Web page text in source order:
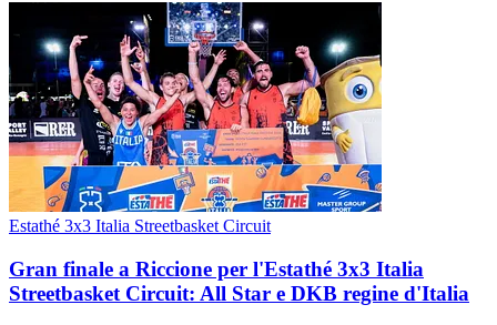
Estathé 3x3 Italia Streetbasket Circuit
Gran finale a Riccione per l'Estathé 3x3 Italia
Streetbasket Circuit: All Star e DKB regine d'Italia